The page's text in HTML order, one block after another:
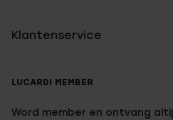
Klantenservice
LUCARDI MEMBER
Word member en ontvang